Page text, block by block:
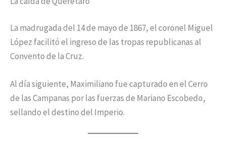
La madrugada del 14 de mayo de 1867, el coronel Miguel
López facilitó el ingreso de las tropas republicanas al
Convento de la Cruz.
Al día siguiente, Maximiliano fue capturado en el Cerro
de las Campanas por las fuerzas de Mariano Escobedo,
sellando el destino del Imperio.